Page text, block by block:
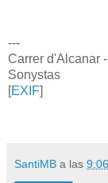
---
Carrer d'Alcanar
Sonystas
[EXIF]
SantiMB a las